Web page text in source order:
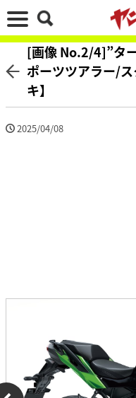
[画像 No.2/4]”タ
ポーツツアラー/
キ】
2025/04/08